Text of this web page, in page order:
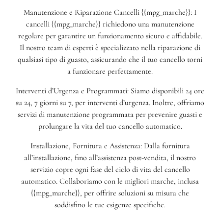
Manutenzione e Riparazione Cancelli {{mpg_marche}}: I
cancelli {{mpg_marche}} richiedono una manutenzione
regolare per garantire un funzionamento sicuro e affidabile.
Il nostro team di esperti è specializzato nella riparazione di
qualsiasi tipo di guasto, assicurando che il tuo cancello torni
a funzionare perfettamente.
Interventi d’Urgenza e Programmati: Siamo disponibili 24 ore
su 24, 7 giorni su 7, per interventi d’urgenza. Inoltre, offriamo
servizi di manutenzione programmata per prevenire guasti e
prolungare la vita del tuo cancello automatico.
Installazione, Fornitura e Assistenza: Dalla fornitura
all’installazione, fino all’assistenza post-vendita, il nostro
servizio copre ogni fase del ciclo di vita del cancello
automatico. Collaboriamo con le migliori marche, inclusa
{{mpg_marche}}, per offrire soluzioni su misura che
soddisfino le tue esigenze specifiche.